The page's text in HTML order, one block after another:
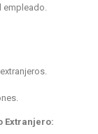
Extranjero: